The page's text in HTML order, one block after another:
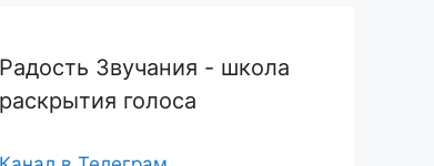
Радость Звучания - школа
раскрытия голоса